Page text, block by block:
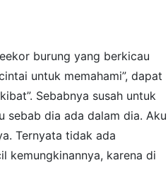
burung yang berkicau
untuk memahami”, dapat
Sebabnya susah untuk
sebab dia ada dalam dia. Aku
Ternyata tidak ada
kemungkinannya, karena di